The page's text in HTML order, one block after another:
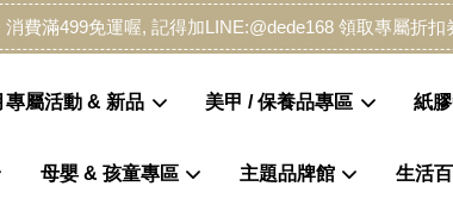
消費滿499免運喔, 記得加LINE:@dede168 領取專屬折扣
專屬活動 & 新品 美甲 / 保養品專區 紙
母嬰 & 孩童專區 主題品牌館 生活